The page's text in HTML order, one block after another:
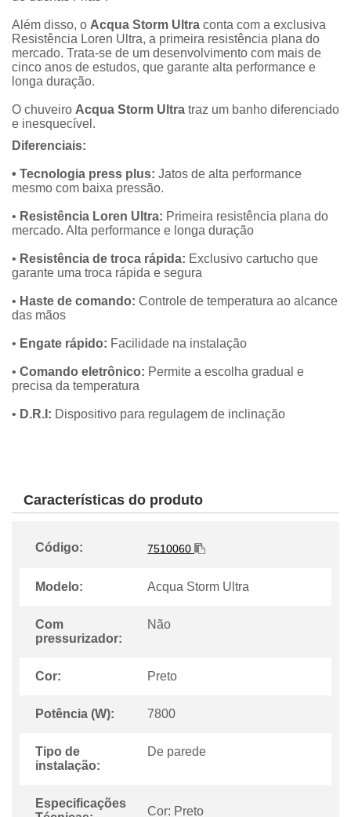
Além disso, o Acqua Storm Ultra conta com a exclusiva
Resistência Loren Ultra, a primeira resistência plana do
mercado. Trata-se de um desenvolvimento com mais de
cinco anos de estudos, que garante alta performance e
longa duração.
O chuveiro Acqua Storm Ultra traz um banho diferenciado
e inesquecível.
Diferenciais:
• Tecnologia press plus: Jatos de alta performance
mesmo com baixa pressão.
• Resistência Loren Ultra: Primeira resistência plana do
mercado. Alta performance e longa duração
• Resistência de troca rápida: Exclusivo cartucho que
garante uma troca rápida e segura
• Haste de comando: Controle de temperatura ao alcance
das mãos
• Engate rápido: Facilidade na instalação
• Comando eletrônico: Permite a escolha gradual e
precisa da temperatura
• D.R.I: Dispositivo para regulagem de inclinação
Características do produto
Código: 7510060
Modelo: Acqua Storm Ultra
Com
pressurizador:
Não
Cor: Preto
Potência (W): 7800
Tipo de
instalação:
De parede
Especificações
Cor: Preto